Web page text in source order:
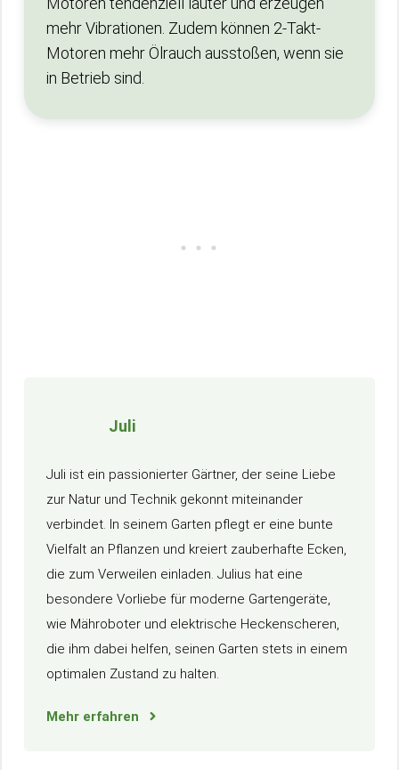
mehr Vibrationen. Zudem können 2-Takt-
Motoren mehr Ölrauch ausstoßen, wenn sie
in Betrieb sind.
Juli
Juli ist ein passionierter Gärtner, der seine Liebe
zur Natur und Technik gekonnt miteinander
verbindet. In seinem Garten pflegt er eine bunte
Vielfalt an Pflanzen und kreiert zauberhafte Ecken,
die zum Verweilen einladen. Julius hat eine
besondere Vorliebe für moderne Gartengeräte,
wie Mähroboter und elektrische Heckenscheren,
die ihm dabei helfen, seinen Garten stets in einem
optimalen Zustand zu halten.
Mehr erfahren